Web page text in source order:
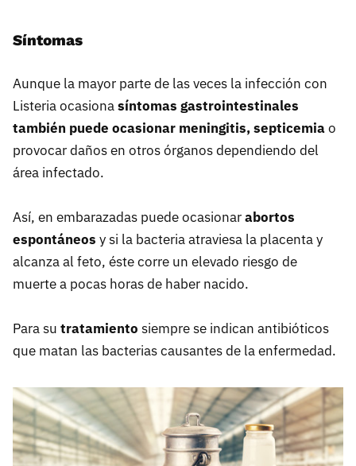
Síntomas
Aunque la mayor parte de las veces la infección con
Listeria ocasionasíntomas gastrointestinales
también puede ocasionar meningitis, septicemiao
provocar daños en otros órganos dependiendo del
área infectado.
Así, en embarazadas puede ocasionarabortos
espontáneos y si la bacteria atraviesa la placenta y
alcanza al feto, éste corre un elevado riesgo de
muerte a pocas horas de haber nacido.
Para su tratamiento siempre se indican antibióticos
que matan las bacterias causantes de la enfermedad.